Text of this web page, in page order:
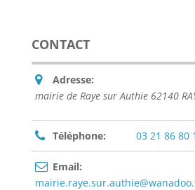
CONTACT
Adresse:
mairie de Raye sur Authie 62140
Téléphone: 03 21 86 80
Email: